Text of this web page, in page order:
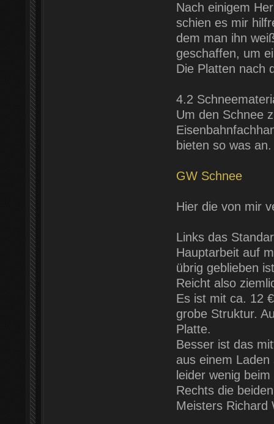
Nach einigem
schien es mir
dem man ihn
geschaffen, um
Die Platten nach
4.2
Um den Schnee
bieten so was
GW Schnee
Hier die von mir
Links das
Hauptarbeit auf
übrig geblieben
Reicht also
Es ist mit ca. 12
grobe Struktur.
Platte.
Besser ist das
aus einem
leider wenig
Rechts die
Meisters Richard